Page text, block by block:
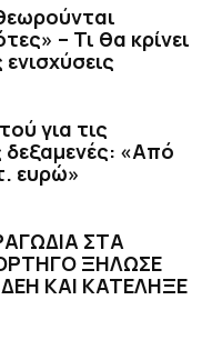
– Τι θα κρίνει
για τις
δεξαμενές: «Από
ευρώ»
ΣΤΑ
ΞΗΛΩΣΕ
ΚΑΙ ΚΑΤΕΛΗΞΕ